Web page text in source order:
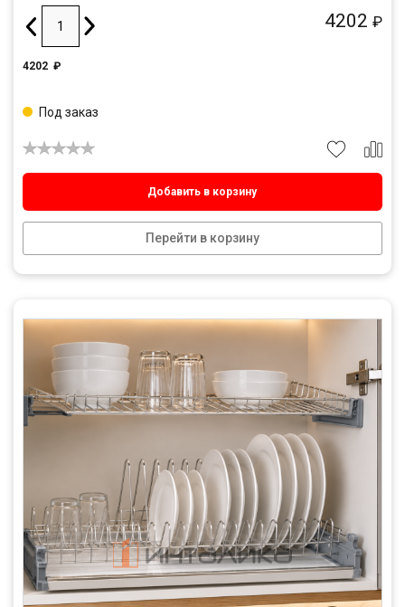
4202 ₽
4202 ₽
Добавить в корзину
Перейти в корзину
Под заказ